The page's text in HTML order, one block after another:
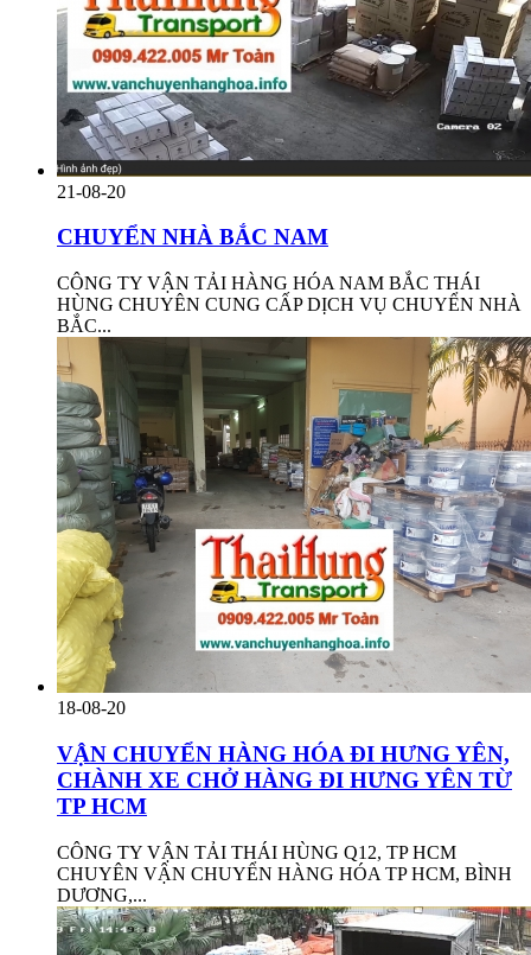
21-08-20
CHUYỂN NHÀ BẮC NAM
CÔNG TY VẬN TẢI HÀNG HÓA NAM BẮC THÁI
HÙNG CHUYÊN CUNG CẤP DỊCH VỤ CHUYỂN NHÀ
BẮC...
18-08-20
VẬN CHUYỂN HÀNG HÓA ĐI HƯNG YÊN,
CHÀNH XE CHỞ HÀNG ĐI HƯNG YÊN TỪ
TP HCM
CÔNG TY VẬN TẢI THÁI HÙNG Q12, TP HCM
CHUYÊN VẬN CHUYỂN HÀNG HÓA TP HCM, BÌNH
DƯƠNG,...